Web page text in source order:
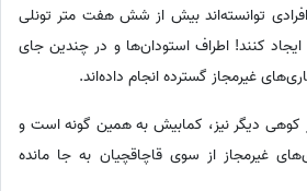
توانسته‌اند بیش از شش هفت متر تونلی
کنند! اطراف استودان‌ها و در چندین جای
غیرمجاز گسترده انجام داده‌اند.
کوهی دیگر نیز، کمابیش به همین گونه است و
غیرمجاز از سوی قاچاقچیان به جا مانده